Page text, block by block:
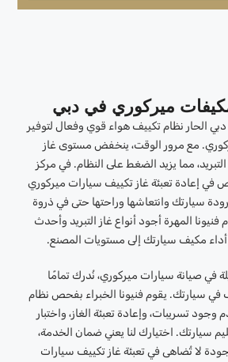
ميركوري في دبي
الحار نظام تكييف هواء قوي وفعال لتوفير
مع مرور الوقت، ينخفض ​​مستوى غاز
مما يزيد الضغط على النظام. في مركز
في إعادة تعبئة غاز تكييف سيارات ميركوري
سيارتك وانتعاشها وراحتها حتى في ذروة
المهرة أجود أنواع غاز التبريد وأحدث
أداء مكيف سيارتك إلى مستويات المصنع.
في صيانة سيارات ميركوري، نُدرك تمامًا
في سيارتك. يقوم فنيونا الخبراء بفحص نظام
وجود تسريبات، وإعادة تعبئة الغاز، واختبار
سيارتك. اختيارك لنا يعني ضمان الخدمة،
لا تُضاهى في تعبئة غاز تكييف سيارات